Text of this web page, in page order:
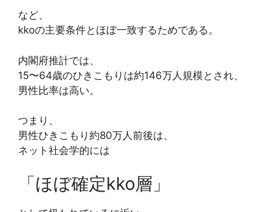
など、
kkoの主要条件とほぼ一致するためである。
内閣府推計では、
15〜64歳のひきこもりは約146万人規模とされ、
男性比率は高い。
つまり、
男性ひきこもり約80万人前後は、
ネット社会学的には
「ほぼ確定kko層」